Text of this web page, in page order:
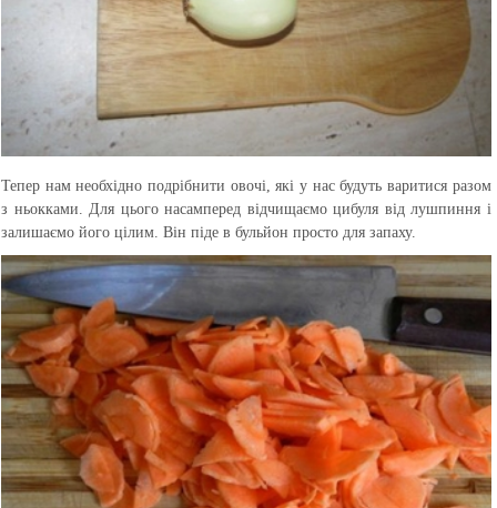
Тепер нам необхідно подрібнити овочі, які у нас будуть варитися разом
з ньокками. Для цього насамперед відчищаємо цибуля від лушпиння і
залишаємо його цілим. Він піде в бульйон просто для запаху.